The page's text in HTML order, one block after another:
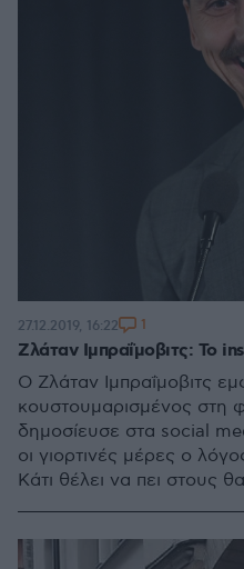
Ζλάταν Ιμπραΐμοβιτς: Το
Ο Ζλάταν Ιμπραΐμοβιτς
κουστουμαρισμένος στη
δημοσίευσε στα social
οι γιορτινές μέρες ο
Κάτι θέλει να πει στους
27.12.2019, 16:22 1